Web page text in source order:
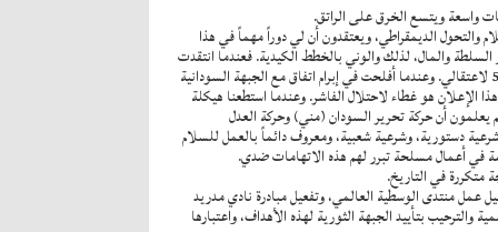
واسعة ويتسع الخرق على الراتق.
سياسي يحقق السلام والتحول الديمقراطي، ويعتقدون أن لي دوراً مهماً في هذا
والمال، لذلك والوني بالخطط الكيدية. فعندما انتقدت
تجاوزاتهم في شمال كردفان وطالبت باسم حزب الأمة القومي بتحقيق عادل، اتهمني هؤلاء الترابيس بأنني أعمل لإطاحة النظام بالقوة وسجلوا ضدي بلاغاً بالمادة 50 لاعتقالي. وعندما أفلحت في إبرام اتفاق مع الجبهة السودانية
أن هذا الإعلان هو غطاء لاحتلال الفاشر. وعندما استطعنا هيكلة
الجنائي وقانون مكافحة الإرهاب. إنهم يعلمون أن حركة تحرير السودان (مني) وحركة العدل
دستورية، وشرعية شعبية، ومعروف دائماً بالعمل للسلام
في أعمال مسلحة تبرر لهم هذه الاتهامات ضدي.
في التاريخ.
عمل منتدى الوسطية العالمي، وتفعيل مبادرة نادي مدريد
بتأييد الجبهة الثورية لهذه الأهداف، واعتبارها